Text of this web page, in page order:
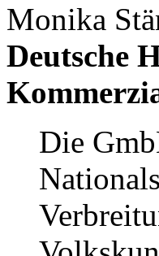
Monika
Deutsche
Die